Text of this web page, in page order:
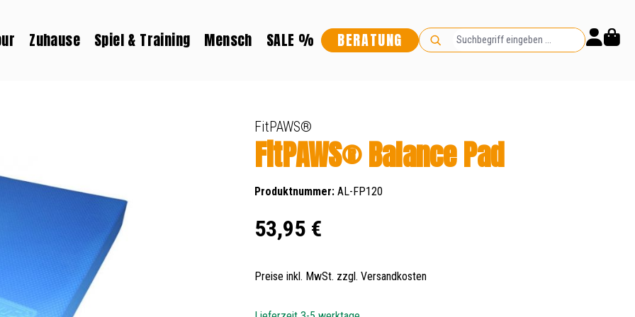
Zuhause Spiel & Training Mensch SALE % BERATUNG
FitPAWS®
FitPAWS® Balance Pad
Produktnummer:AL-FP120
Regulärer Preis:
53,95 €
Preise inkl. MwSt. zzgl. Versandkosten